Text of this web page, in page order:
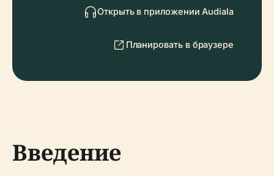
Открыть в приложении Audiala
Планировать в браузере
Введение